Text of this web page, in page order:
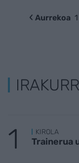
Aurrekoa 1
KIROLA
Trainerua